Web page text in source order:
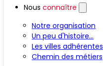
Nous connaître
Notre organisation
Un peu d'histoire...
Les villes adhérentes
Chemin des métiers